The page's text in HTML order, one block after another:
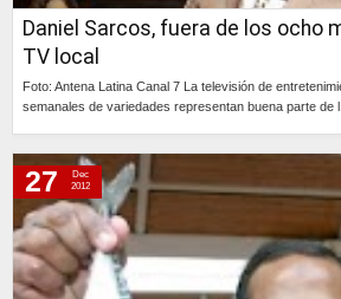
Daniel Sarcos, fuera de los ocho
TV local
Foto: Antena Latina Canal 7 La televisión de
semanales de variedades representan buena parte de
27
Dec
2012